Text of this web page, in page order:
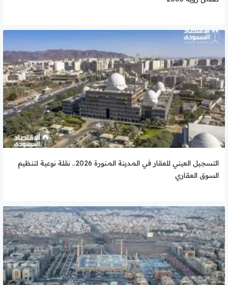
التسجيل العيني للعقار في المدينة المنورة 2026.. نقلة نوعية لتنظيم
السوق العقاري